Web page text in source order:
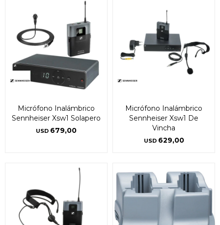
Micrófono Inalámbrico
Sennheiser Xsw1 Solapero
USD 679,00
Micrófono Inalámbrico
Sennheiser Xsw1 De
Vincha
USD 629,00